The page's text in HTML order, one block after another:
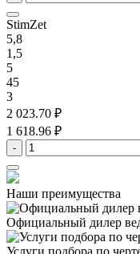
StimZet
5,8
1,5
5
45
3
2 023.70 ₽
1 618.96 ₽
-
Наши преимущества
Официальный дилер